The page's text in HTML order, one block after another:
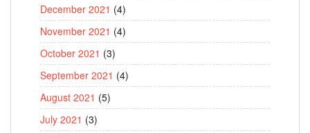
December 2021 (4)
November 2021 (4)
October 2021 (3)
September 2021 (4)
August 2021 (5)
July 2021 (3)